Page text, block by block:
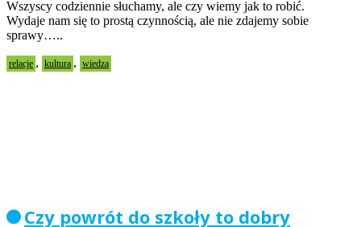
Wszyscy codziennie słuchamy, ale czy wiemy jak to robić.
Wydaje nam się to prostą czynnością, ale nie zdajemy sobie
sprawy…..
relacje , kultura , wiedza
Czy powrót do szkoły to dobry